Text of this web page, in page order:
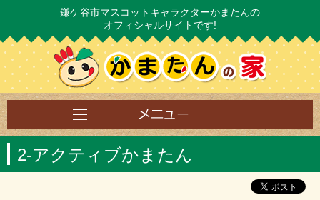
鎌ケ谷市マスコットキャラクターかまたんの
オフィシャルサイトです!
2‐アクティブかまたん